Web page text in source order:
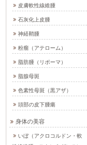
皮膚軟性線維腫
石灰化上皮腫
神経鞘腫
粉瘤（アテローム）
脂肪腫（リポーマ）
脂腺母斑
色素性母斑（黒アザ）
頭部の皮下腫瘍
身体の美容
いぼ（アクロコルドン・軟